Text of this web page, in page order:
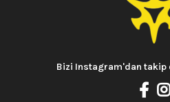
Bizi Instagram'dan takip